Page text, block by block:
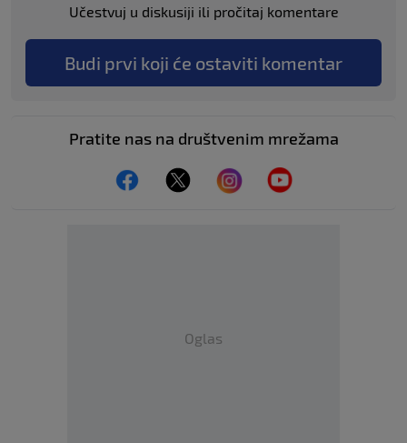
Učestvuj u diskusiji ili pročitaj komentare
Budi prvi koji će ostaviti komentar
Pratite nas na društvenim mrežama
Oglas